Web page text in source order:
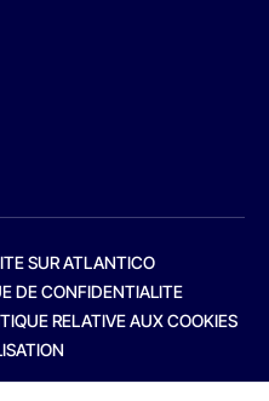
SUR ATLANTICO
DE CONFIDENTIALITE
RELATIVE AUX COOKIES